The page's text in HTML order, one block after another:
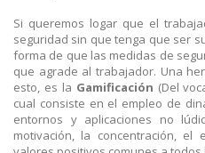
Si queremos logar que el
seguridad sin que tenga que ser
forma de que las medidas de
que agrade al trabajador. Una
esto, es la Gamificación (Del
cual consiste en el empleo de
entornos y aplicaciones no
motivación, la concentración,